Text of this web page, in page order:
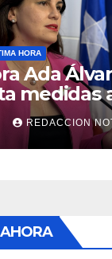
HORA
Ada
medidas
en el
REDACCION